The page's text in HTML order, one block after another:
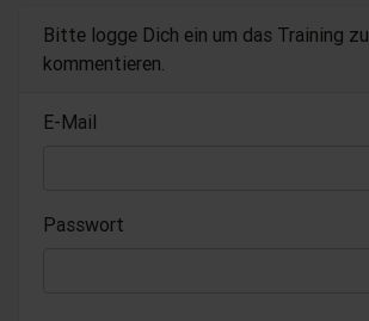
Bitte logge Dich ein um das Training zu
kommentieren.
E-Mail
Passwort